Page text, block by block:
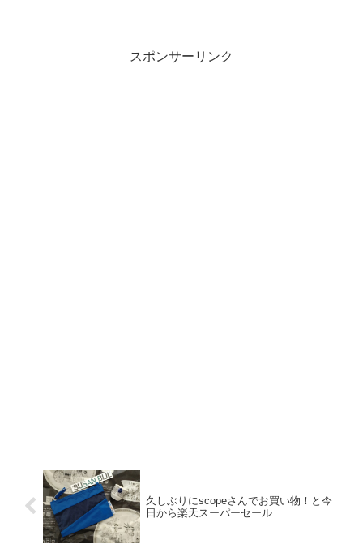
スポンサーリンク
久しぶりにscopeさんでお買い物！と今
日から楽天スーパーセール